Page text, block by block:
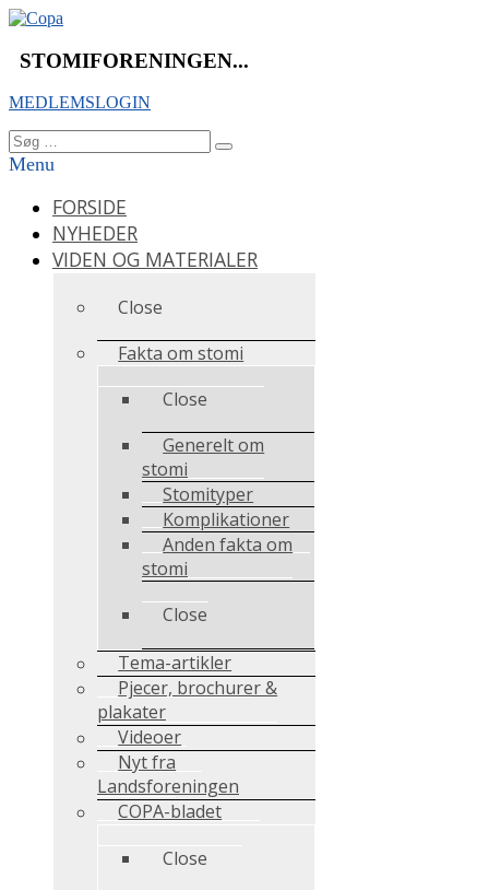
Videre
indhold
STOMIFORENINGEN...
MEDLEMSLOGIN
Søg
efter:
Søg
Menu
FORSIDE
NYHEDER
VIDEN OG MATERIALER
Close
Fakta om stomi
Close
Generelt om
stomi
Stomityper
Komplikationer
Anden fakta om
stomi
Close
Tema-artikler
Pjecer, brochurer &
plakater
Videoer
Nyt fra
Landsforeningen
COPA-bladet
Close